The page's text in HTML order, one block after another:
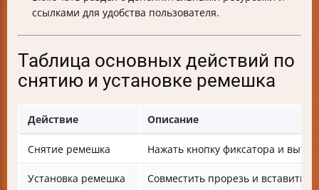
ссылками для удобства пользователя.
Таблица основных действий по
снятию и установке ремешка
Действие Описание
Снятие ремешка Нажать кнопку фиксатора и
Установка ремешка Совместить прорезь и вставить